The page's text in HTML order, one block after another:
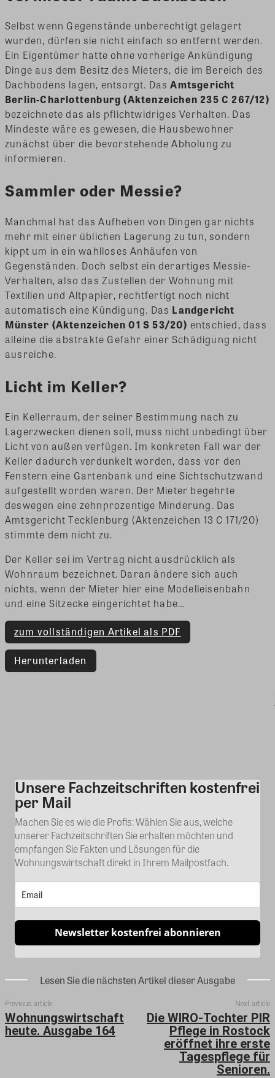
Selbst wenn Gegenstände unberechtigt gelagert
wurden, dürfen sie nicht einfach so entfernt werden.
Ein Eigentümer hatte ohne vorherige Ankündigung
Dinge aus dem Besitz des Mieters, die im Bereich des
Dachbodens lagen, entsorgt. DasAmtsgericht
Berlin-Charlottenburg (Aktenzeichen 235 C 267/12)
bezeichnete das als pflichtwidriges Verhalten. Das
Mindeste wäre es gewesen, die Hausbewohner
zunächst über die bevorstehende Abholung zu
informieren.
Sammler oder Messie?
Manchmal hat das Aufheben von Dingen gar nichts
mehr mit einer üblichen Lagerung zu tun, sondern
kippt um in ein wahlloses Anhäufen von
Gegenständen. Doch selbst ein derartiges Messie-
Verhalten, also das Zustellen der Wohnung mit
Textilien und Altpapier, rechtfertigt noch nicht
automatisch eine Kündigung. Das Landgericht
Münster (Aktenzeichen 01 S 53/20) entschied, dass
alleine die abstrakte Gefahr einer Schädigung nicht
ausreiche.
Licht im Keller?
Ein Kellerraum, der seiner Bestimmung nach zu
Lagerzwecken dienen soll, muss nicht unbedingt über
Licht von außen verfügen. Im konkreten Fall war der
Keller dadurch verdunkelt worden, dass vor den
Fenstern eine Gartenbank und eine Sichtschutzwand
aufgestellt worden waren. Der Mieter begehrte
deswegen eine zehnprozentige Minderung. Das
Amtsgericht Tecklenburg (Aktenzeichen 13 C 171/20)
stimmte dem nicht zu.
Der Keller sei im Vertrag nicht ausdrücklich als
Wohnraum bezeichnet. Daran ändere sich auch
nichts, wenn der Mieter hier eine Modelleisenbahn
und eine Sitzecke eingerichtet habe…
zum vollständigen Artikel als PDF
Herunterladen
Kommentar
Unsere Fachzeitschriften kostenfrei
per Mail
Machen Sie es wie die Profis: Wählen Sie aus, welche
unserer Fachzeitschriften Sie erhalten möchten und
empfangen Sie Fakten und Lösungen für die
Wohnungswirtschaft direkt in Ihrem Mailpostfach.
Newsletter kostenfrei abonnieren
Lesen Sie die nächsten Artikel dieser Ausgabe
Previous article
Wohnungswirtschaft
heute. Ausgabe 164
Next article
Die WIRO-Tochter PIR
Pflege in Rostock
eröffnet ihre erste
Tagespflege für
Senioren.